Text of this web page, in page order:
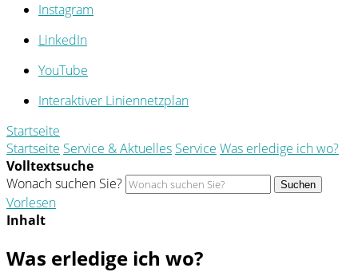
Instagram
LinkedIn
YouTube
Interaktiver Liniennetzplan
Startseite
Startseite Service & Aktuelles Service Was erledige ich wo?
Volltextsuche
Wonach suchen Sie?
Suchen
Vorlesen
Inhalt
Was erledige ich wo?